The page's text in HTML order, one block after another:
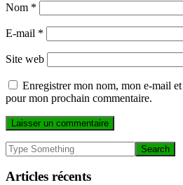
Nom *
E-mail *
Site web
Enregistrer mon nom, mon e-mail
pour mon prochain commentaire.
Articles récents